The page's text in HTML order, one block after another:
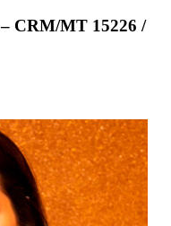
CRM/MT 15226 /